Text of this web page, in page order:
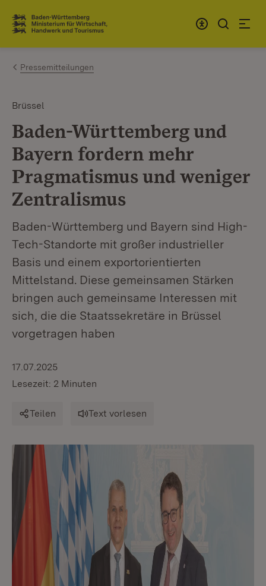
Zum Inhalt springen
Link zur Startseite
Pressemitteilungen
Brüssel
Baden-Württemberg und
Bayern fordern mehr
Pragmatismus und weniger
Zentralismus
Baden-Württemberg und Bayern sind High-
Tech-Standorte mit großer industrieller
Basis und einem exportorientierten
Mittelstand. Diese gemeinsamen Stärken
bringen auch gemeinsame Interessen mit
sich, die die Staatssekretäre in Brüssel
vorgetragen haben
17.07.2025
Lesezeit: 2 Minuten
Teilen Text vorlesen